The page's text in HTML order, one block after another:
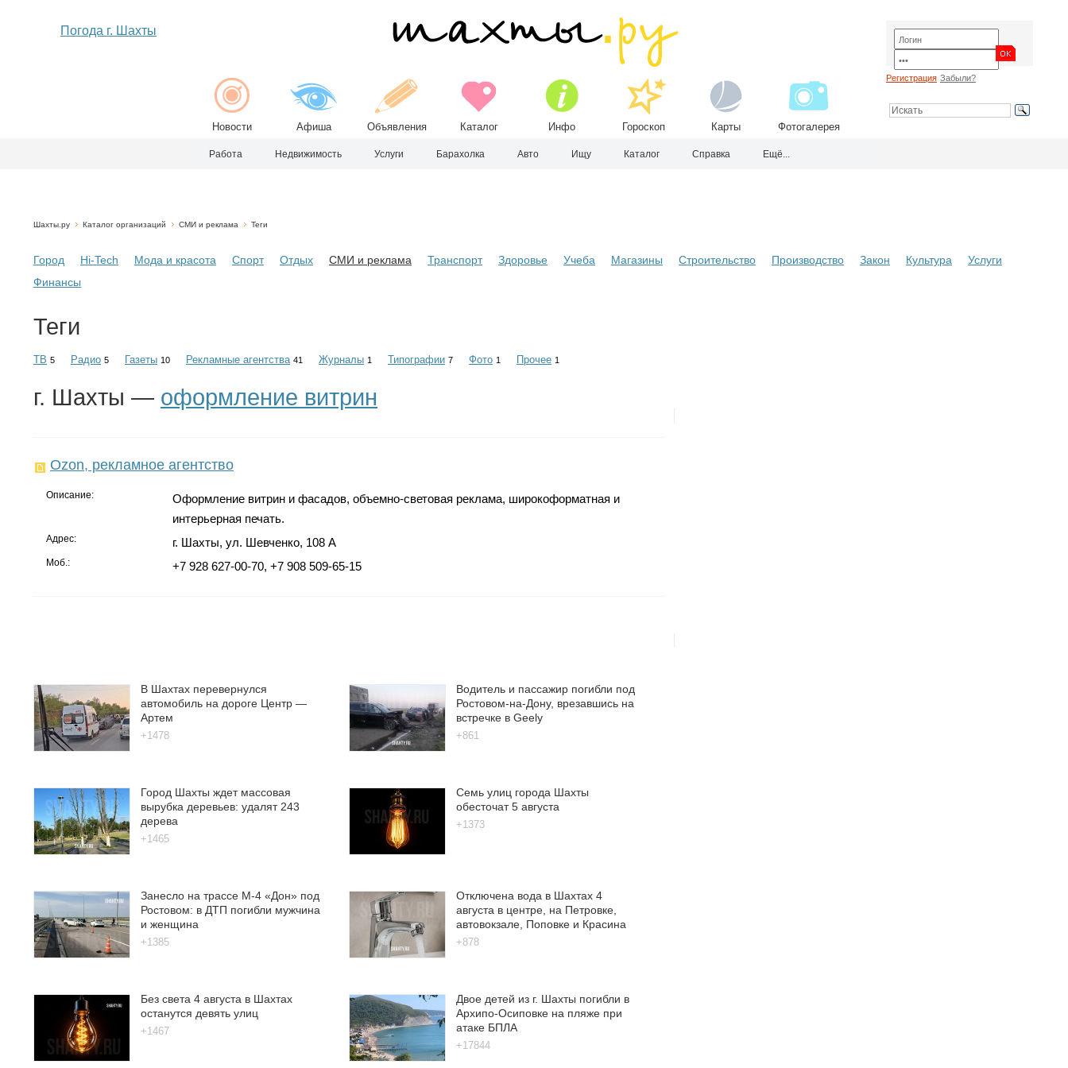
Погода г. Шахты
Новости Афиша Объявления Каталог Инфо Гороскоп Карты Фотогалерея
Регистрация Забыли?
Работа Недвижимость Услуги Барахолка Авто Ищу Каталог Справка Ещё...
Шахты.ру Каталог организаций СМИ и реклама Теги
Город Hi-Tech Мода и красота Спорт Отдых СМИ и реклама Транспорт Здоровье Учеба Магазины Строительство Производство Закон Культура
Услуги
Финансы
Теги
ТВ 5 Радио 5 Газеты 10 Рекламные агентства 41 Журналы 1 Типографии 7 Фото 1 Прочее 1
г. Шахты — оформление витрин
Ozon, рекламное агентство
Описание:
Оформление витрин и фасадов, объемно-световая реклама, широкоформатная и
интерьерная печать.
Адрес: г. Шахты, ул. Шевченко, 108 А
Моб.: +7 928 627-00-70, +7 908 509-65-15
В Шахтах перевернулся
автомобиль на дороге Центр —
Артем
+1478
Водитель и пассажир погибли под
Ростовом-на-Дону, врезавшись на
встречке в Geely
+861
Город Шахты ждет массовая
вырубка деревьев: удалят 243
дерева
+1465
Семь улиц города Шахты
обесточат 5 августа
+1373
Занесло на трассе М-4 «Дон» под
Ростовом: в ДТП погибли мужчина
и женщина
+1385
Отключена вода в Шахтах 4
августа в центре, на Петровке,
автовокзале, Поповке и Красина
+878
Без света 4 августа в Шахтах
останутся девять улиц
+1467
Двое детей из г. Шахты погибли в
Архипо-Осиповке на пляже при
атаке БПЛА
+17844